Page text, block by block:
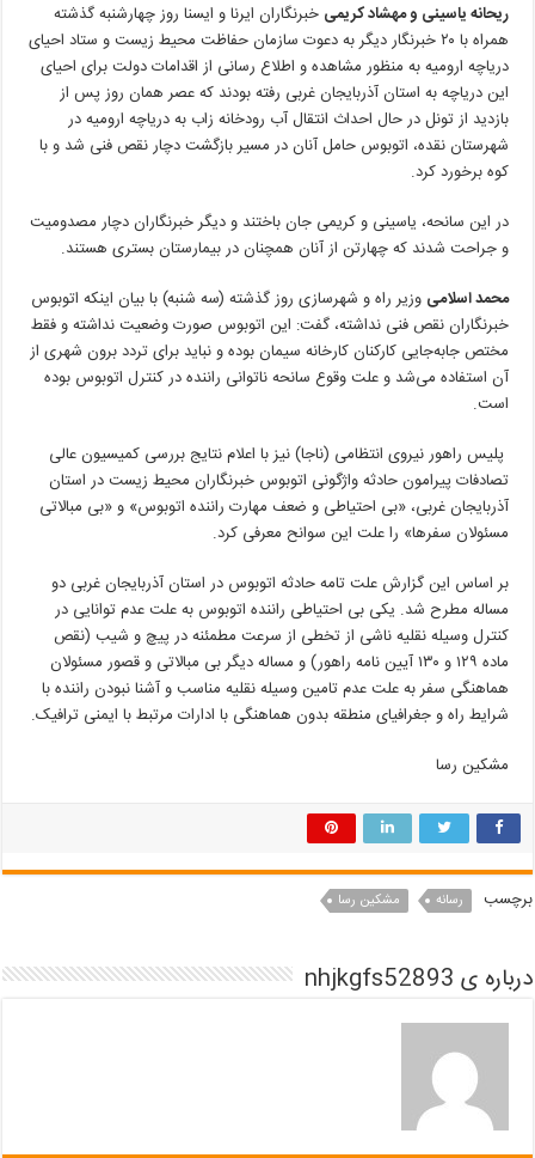
ریحانه یاسینی و مهشاد کریمی خبرنگاران ایرنا و ایسنا روز چهارشنبه گذشته
همراه با ۲۰ خبرنگار دیگر به دعوت سازمان حفاظت محیط زیست و ستاد احیای
دریاچه ارومیه به منظور مشاهده و اطلاع رسانی از اقدامات دولت برای احیای
این دریاچه به استان آذربایجان غربی رفته بودند که عصر همان روز پس از
بازدید از تونل در حال احداث انتقال آب رودخانه زاب به دریاچه ارومیه در
شهرستان نقده، اتوبوس حامل آنان در مسیر بازگشت دچار نقص فنی شد و با
کوه برخورد کرد.
در این سانحه، یاسینی و کریمی جان باختند و دیگر خبرنگاران دچار مصدومیت
و جراحت شدند که چهارتن از آنان همچنان در بیمارستان بستری هستند.
محمد اسلامی وزیر راه و شهرسازی روز گذشته (سه شنبه) با بیان اینکه اتوبوس
خبرنگاران نقص فنی نداشته، گفت: این اتوبوس صورت وضعیت نداشته و فقط
مختص جابه‌جایی کارکنان کارخانه سیمان بوده و نباید برای تردد برون شهری از
آن استفاده می‌شد و علت وقوع سانحه ناتوانی راننده در کنترل اتوبوس بوده
است.
پلیس راهور نیروی انتظامی (ناجا) نیز با اعلام نتایج بررسی کمیسیون عالی
تصادفات پیرامون حادثه واژگونی اتوبوس خبرنگاران محیط زیست در استان
آذربایجان غربی، «بی احتیاطی و ضعف مهارت راننده اتوبوس» و «بی مبالاتی
مسئولان سفرها» را علت این سوانح معرفی کرد.
بر اساس این گزارش علت تامه حادثه اتوبوس در استان آذربایجان غربی دو
مساله مطرح شد. یکی بی احتیاطی راننده اتوبوس به علت عدم توانایی در
کنترل وسیله نقلیه ناشی از تخطی از سرعت مطمئنه در پیچ و شیب (نقص
ماده ۱۲۹ و ۱۳۰ آیین نامه راهور) و مساله دیگر بی مبالاتی و قصور مسئولان
هماهنگی سفر به علت عدم تامین وسیله نقلیه مناسب و آشنا نبودن راننده با
شرایط راه و جغرافیای منطقه بدون هماهنگی با ادارات مرتبط با ایمنی ترافیک.
مشکین رسا
برچسب رسانه مشکین رسا
درباره ی nhjkgfs52893